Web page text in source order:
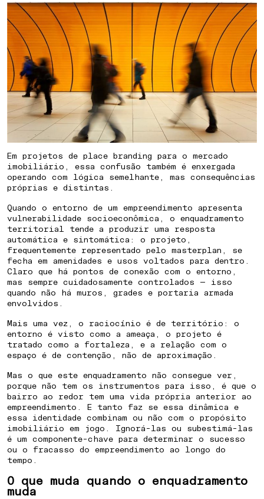
Em projetos de place branding para o mercado
imobiliário, essa confusão também é enxergada
operando com lógica semelhante, mas consequências
próprias e distintas.
Quando o entorno de um empreendimento apresenta
vulnerabilidade socioeconômica, o enquadramento
territorial tende a produzir uma resposta
automática e sintomática: o projeto,
frequentemente representado pelo masterplan, se
fecha em amenidades e usos voltados para dentro.
Claro que há pontos de conexão com o entorno,
mas sempre cuidadosamente controlados — isso
quando não há muros, grades e portaria armada
envolvidos.
Mais uma vez, o raciocínio é de território: o
entorno é visto como a ameaça, o projeto é
tratado como a fortaleza, e a relação com o
espaço é de contenção, não de aproximação.
Mas o que este enquadramento não consegue ver,
porque não tem os instrumentos para isso, é que o
bairro ao redor tem uma vida própria anterior ao
empreendimento. E tanto faz se essa dinâmica e
essa identidade combinam ou não com o propósito
imobiliário em jogo. Ignorá-las ou subestimá-las
é um componente-chave para determinar o sucesso
ou o fracasso do empreendimento ao longo do
tempo.
O que muda quando o enquadramento
muda